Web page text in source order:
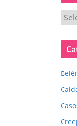
r
q
v
o
s